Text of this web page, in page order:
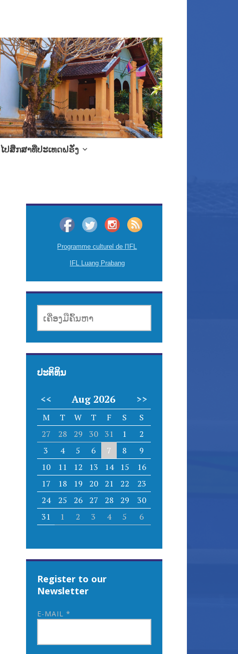
ໄປສຶກສາທີ່ປະເທດຝຣັ່ງ
Programme culturel de l'IFL
IFL Luang Prabang
ເຄື່ອງມື
ຄົ້ນຫາ
ປະຕິທິນ
<< Aug 2026 >>
M T W T F S
S
27
28 29 30 31 1
2
3
4 5 6 7 8
9
10
11 12 13 14 15
16
17
18 19 20 21 22
23
24
25 26 27 28 29
30
31
1 2 3 4 5 6
Register to our
Newsletter
E-MAIL*